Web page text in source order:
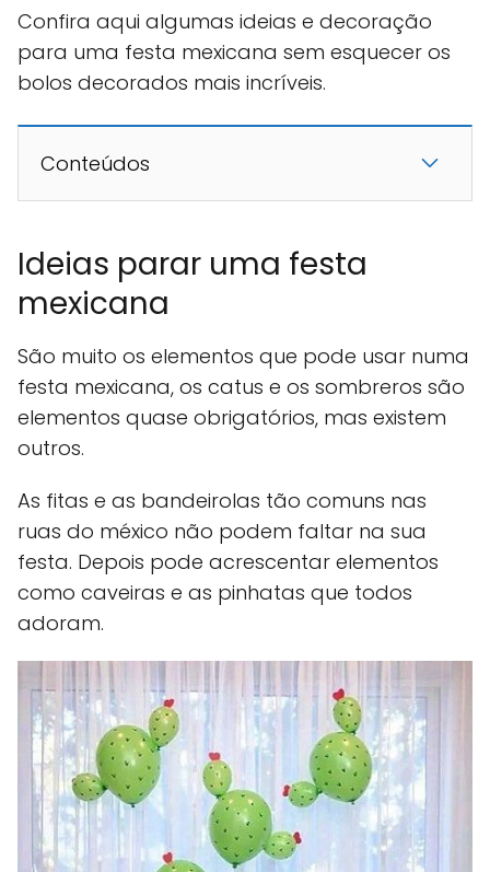
Confira aqui algumas ideias e decoração
para uma festa mexicana sem esquecer os
bolos decorados mais incríveis.
Conteúdos
Ideias parar uma festa
mexicana
São muito os elementos que pode usar numa
festa mexicana, os catus e os sombreros são
elementos quase obrigatórios, mas existem
outros.
As fitas e as bandeirolas tão comuns nas
ruas do méxico não podem faltar na sua
festa. Depois pode acrescentar elementos
como caveiras e as pinhatas que todos
adoram.